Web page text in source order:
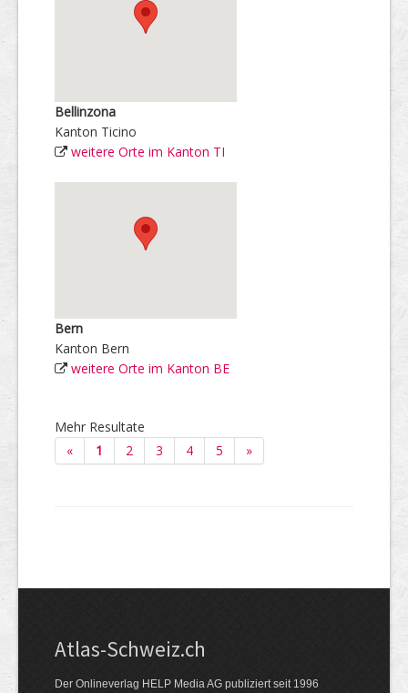
Bellinzona
Kanton Ticino
weitere Orte im Kanton TI
Bern
Kanton Bern
weitere Orte im Kanton BE
Mehr Resultate
«
1 2 3 4 5 »
Atlas-Schweiz.ch
Der Onlineverlag HELP Media AG publiziert seit 1996